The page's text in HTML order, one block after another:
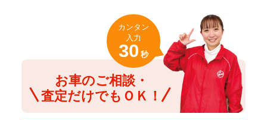
お車のご相談・
査定だけでもＯＫ！
カンタン
入力
30 秒